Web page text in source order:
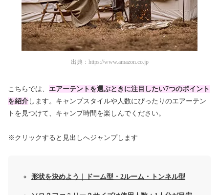
出典： https://www.amazon.co.jp
こちらでは、 エアーテントを選ぶときに注目したい7つのポイント
を紹介 します。キャンプスタイルや人数にぴったりのエアーテン
トを見つけて、キャンプ時間を楽しんでください。
※クリックすると見出しへジャンプします
形状を決めよう｜ドーム型・2ルーム・トンネル型